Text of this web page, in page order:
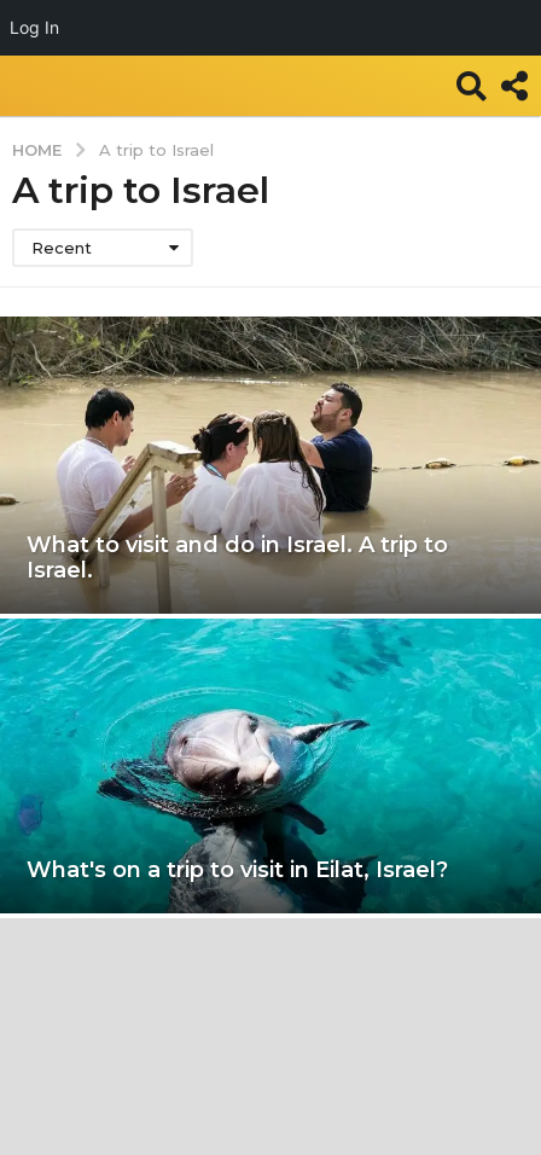
Log In
HOME A trip to Israel
A trip to Israel
Recent
What to visit and do in Israel. A trip to
Israel.
What's on a trip to visit in Eilat, Israel?